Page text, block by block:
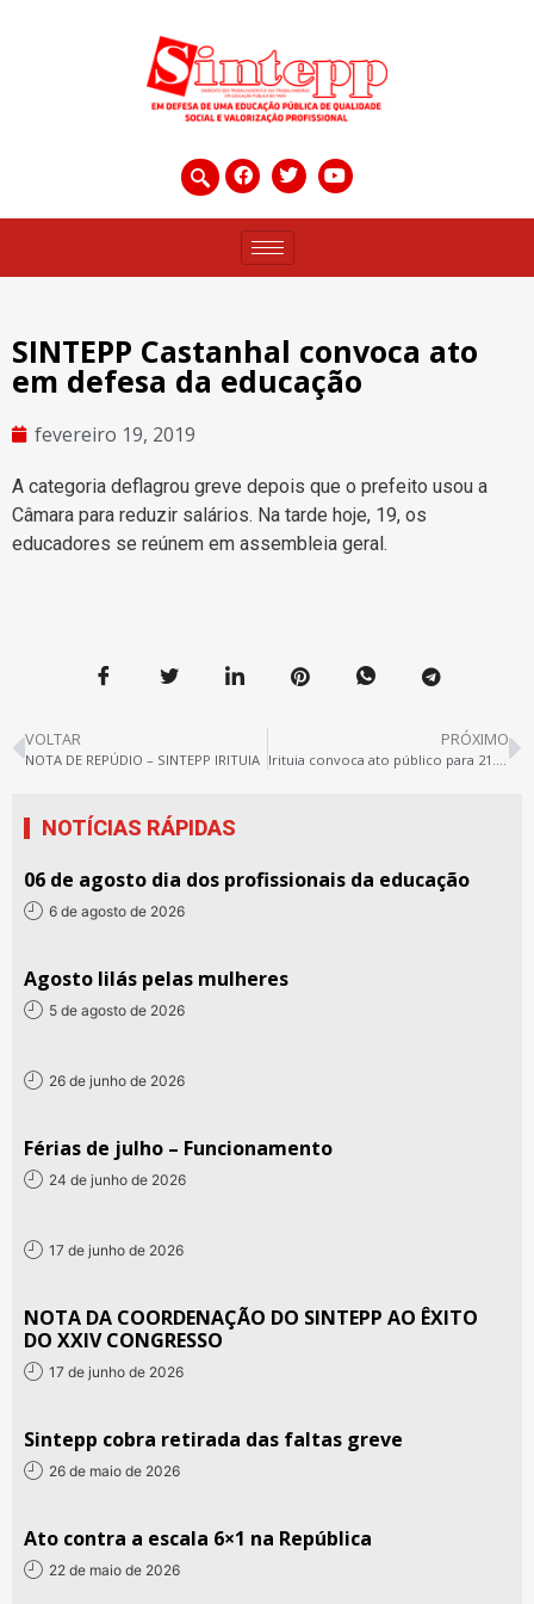
SINTEPP Castanhal convoca ato
em defesa da educação
fevereiro 19, 2019
A categoria deflagrou greve depois que o prefeito usou a
Câmara para reduzir salários. Na tarde hoje, 19, os
educadores se reúnem em assembleia geral.
VOLTAR
NOTA DE REPÚDIO – SINTEPP IRITUIA
PRÓXIMO
Irituia convoca ato público para 21.02
NOTÍCIAS RÁPIDAS
06 de agosto dia dos profissionais da educação
6 de agosto de 2026
Agosto lilás pelas mulheres
5 de agosto de 2026
26 de junho de 2026
Férias de julho – Funcionamento
24 de junho de 2026
17 de junho de 2026
NOTA DA COORDENAÇÃO DO SINTEPP AO ÊXITO
DO XXIV CONGRESSO
17 de junho de 2026
Sintepp cobra retirada das faltas greve
26 de maio de 2026
Ato contra a escala 6×1 na República
22 de maio de 2026